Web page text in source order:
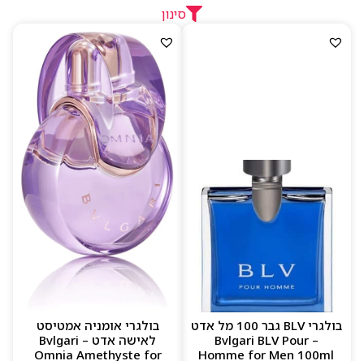
ללבישה. זהו בישום שנועד לשדר יוקרה שקטה — כזה
שמרגיש פרימיום, אך לא כבד או מתאמץ.
ליין הבשמים כולל אייקונים כמו
Bvlgari Man,Omnia
Splendida, ועוד — כל אחד מהם
מציג פרשנות ייחודית לאסתטיקה האיטלקית: נקייה, מוארת
ומלאת רגש.הבקבוקים עצמם מעוצבים בהשראת עולם
התכשיטים של המותג, עם קווים מעוגלים, מתכת מבריקה
ותחושה של יוקרה טהורה.
למה לבחור ב–Bvlgari
בית אופנה ותכשיטים יוקרתי מאז 1884
ניחוחות מודרניים, נקיים ואלגנטיים
עמידות טובה ופורמולות מאוזנות
בקבוקים מעוצבים בהשראת תכשיטי יוקרה
סינון
בולגרי BLV גבר 100 מל אדט
– Bvlgari BLV Pour
Homme for Men 100ml
בולגרי אומניה אמטיסט
לאישה אדט – Bvlgari
Omnia Amethyste for